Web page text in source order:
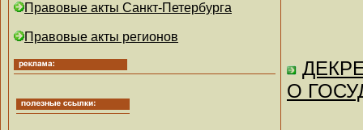
Правовые акты Санкт-Петербурга
Правовые акты регионов
О